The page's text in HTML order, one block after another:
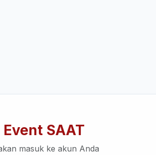
Event SAAT
masuk ke akun Anda